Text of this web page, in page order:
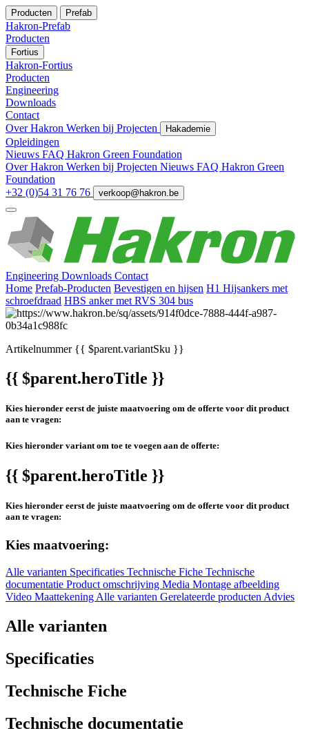
Producten Prefab
Hakron-Prefab
Producten
Fortius
Hakron-Fortius
Producten
Engineering
Downloads
Contact
Over Hakron Werken bij Projecten Hakademie
Opleidingen
Nieuws FAQ Hakron Green Foundation
Over Hakron Werken bij Projecten Nieuws FAQ Hakron Green
Foundation
+32 (0)54 31 76 76
verkoop@hakron.be
Engineering Downloads Contact
Home Prefab-Producten Bevestigen en hijsen H1 Hijsankers met
schroefdraad HBS anker met RVS 304 bus
Artikelnummer{{ $parent.variantSku }}
{{ $parent.heroTitle }}
Kies hieronder eerst de juiste maatvoering om de offerte voor dit product
aan te vragen:
Kies hieronder variant om toe te voegen aan de offerte:
{{ $parent.heroTitle }}
Kies hieronder eerst de juiste maatvoering om de offerte voor dit product
aan te vragen:
Kies maatvoering:
Alle varianten Specificaties Technische Fiche Technische
documentatie Product omschrijving Media Montage afbeelding
Video Maattekening Alle varianten Gerelateerde producten Advies
Alle varianten
Specificaties
Technische Fiche
Technische documentatie